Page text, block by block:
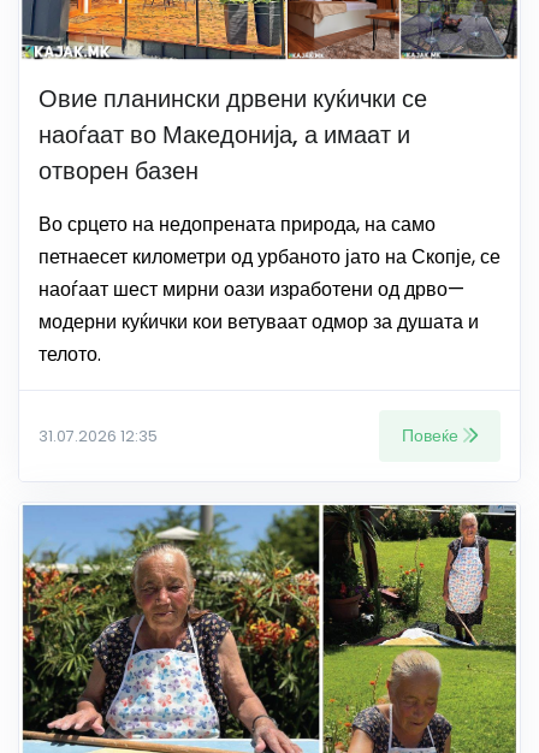
Овие планински дрвени куќички се
наоѓаат во Македонија, а имаат и
отворен базен
Во срцето на недопрената природа, на само
петнаесет километри од урбаното јато на Скопје, се
наоѓаат шест мирни оази изработени од дрво—
модерни куќички кои ветуваат одмор за душата и
телото.
31.07.2026 12:35 Повеќе